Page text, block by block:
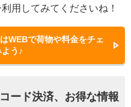
用してみてくださいね！
WEBで荷物や料金をチェ
う♪
ード決済、お得な情報